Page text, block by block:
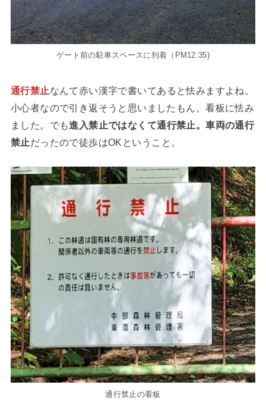
ゲート前の駐車スペースに到着（PM12:35)
通行禁止なんて赤い漢字で書いてあると怯みますよね。
小心者なので引き返そうと思いましたもん。看板に怯み
ました。でも進入禁止ではなくて通行禁止。車両の通行
禁止だったので徒歩はOKということ。
通行禁止の看板